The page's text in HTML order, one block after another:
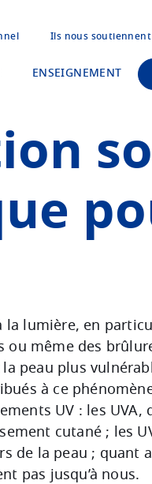
Ils nous soutiennent
ENSEIGNEMENT
la lumière, en
ou même des
peau plus
à ce
UV : les UVA,
cutané ; les
de la peau ; quant
pas jusqu’à nous.